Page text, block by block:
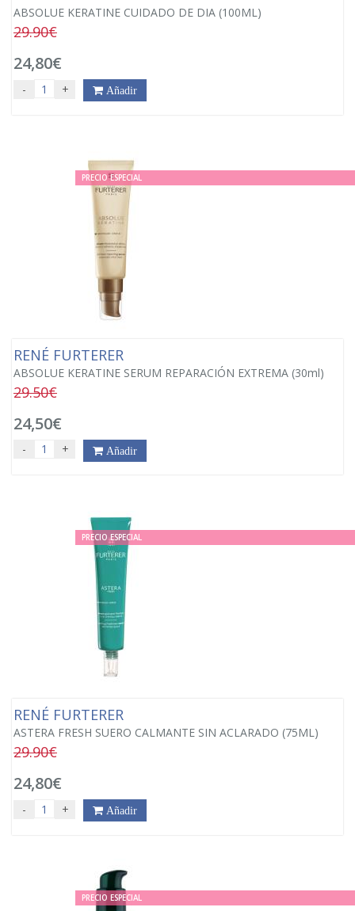
ABSOLUE KERATINE CUIDADO DE DIA (100ML)
29.90€
24,80€
- + Añadir
PRECIO ESPECIAL
RENÉ FURTERER
ABSOLUE KERATINE SERUM REPARACIÓN EXTREMA (30ml)
29.50€
24,50€
- + Añadir
PRECIO ESPECIAL
RENÉ FURTERER
ASTERA FRESH SUERO CALMANTE SIN ACLARADO (75ML)
29.90€
24,80€
- + Añadir
PRECIO ESPECIAL